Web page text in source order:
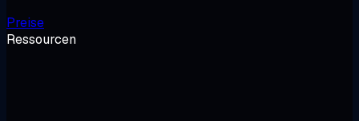
Preise
Ressourcen